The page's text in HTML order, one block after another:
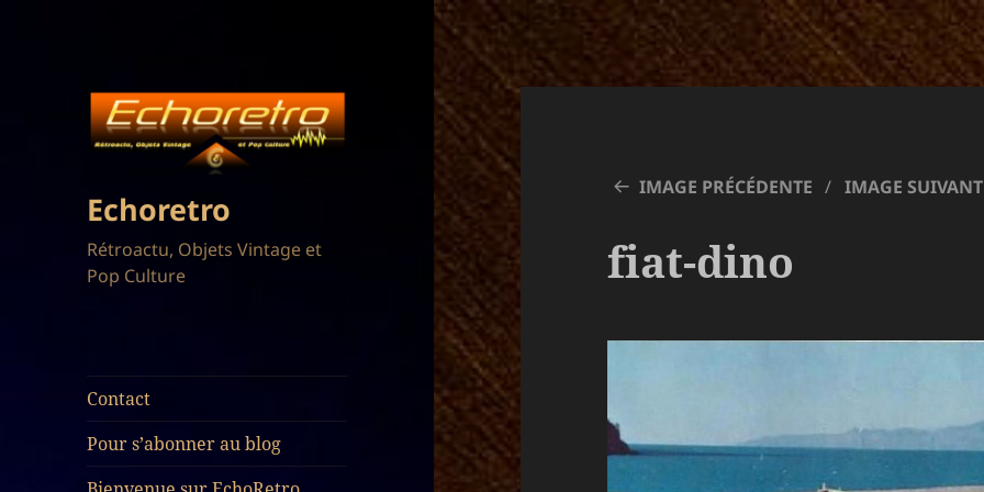
Echoretro
Rétroactu, Objets Vintage et
Pop Culture
Contact
Pour s’abonner au blog
IMAGE PRÉCÉDENTE IMAGE
fiat-dino